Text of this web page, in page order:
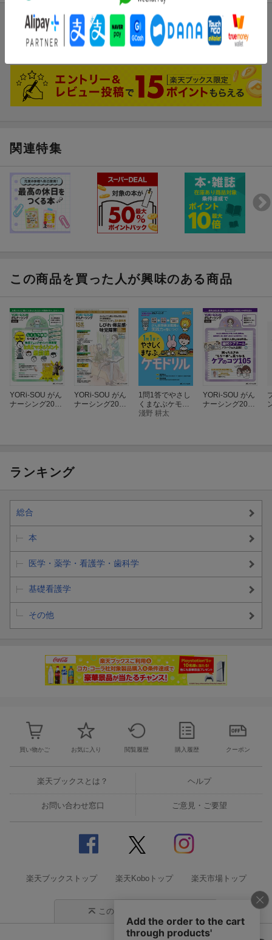
ブックスのレビュー
まだレビューがありません。
関連特集
この商品を買った人が興味のある商品
YORi-SOU がん
ナーシング2026
YORi-SOU がん
ナーシング2025
1問1答でやさし
くまなぶケモド
リル
淺野 耕太
YORi-SOU がん
ナーシング2026
ランキング
総合
本
医学・薬学・看護学・歯科学
基礎看護学
その他
買い物かご お気に入り 閲覧履歴 購入履歴 クーポン
楽天ブックスとは？ ヘルプ
お問い合わせ窓口 ご意見・ご要望
楽天ブックストップ 楽天Koboトップ 楽天市場トップ
このページの先頭に戻る